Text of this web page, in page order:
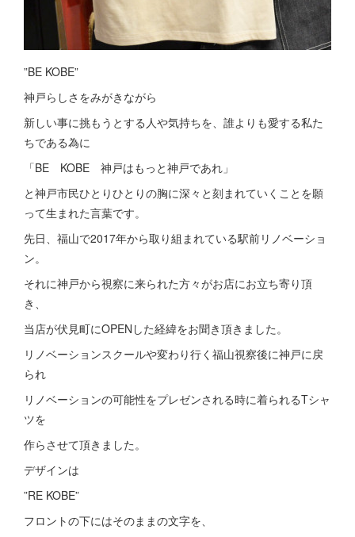
”BE KOBE”
神戸らしさをみがきながら
新しい事に挑もうとする人や気持ちを、誰よりも愛する私た
ちである為に
「BE KOBE 神戸はもっと神戸であれ」
と神戸市民ひとりひとりの胸に深々と刻まれていくことを願
って生まれた言葉です。
先日、福山で2017年から取り組まれている駅前リノベーショ
ン。
それに神戸から視察に来られた方々がお店にお立ち寄り頂
き、
当店が伏見町にOPENした経緯をお聞き頂きました。
リノベーションスクールや変わり行く福山視察後に神戸に戻
られ
リノベーションの可能性をプレゼンされる時に着られるTシャ
ツを
作らさせて頂きました。
デザインは
”RE KOBE”
フロントの下にはそのままの文字を、